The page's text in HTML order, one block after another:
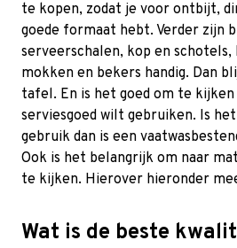
te kopen, zodat je voor ontbijt,
goede formaat hebt. Verder zijn
serveerschalen, kop en schotels,
mokken en bekers handig. Dan
tafel. En is het goed om te
serviesgoed wilt gebruiken. Is
gebruik dan is een
Ook is het belangrijk om naar
te kijken. Hierover hieronder
Wat is de beste